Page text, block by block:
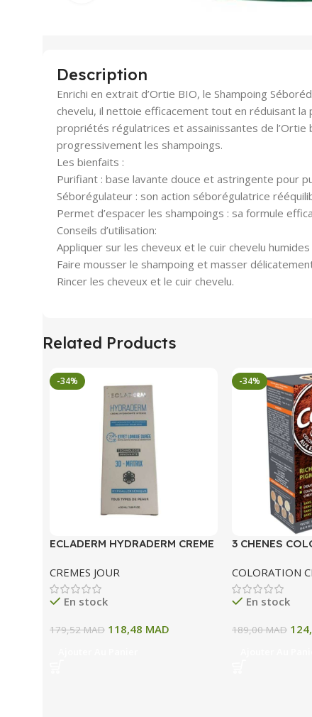
Description
Enrichi en extrait d’Ortie BIO, le Shampoing
chevelu, il nettoie efficacement tout en réduisant
propriétés régulatrices et assainissantes de l’Ortie
progressivement les shampoings.
Les bienfaits :
Purifiant : base lavante douce et astringente pour
Séborégulateur : son action séborégulatrice
Permet d’espacer les shampoings : sa formule
Conseils d’utilisation:
Appliquer sur les cheveux et le cuir chevelu humides
Faire mousser le shampoing et masser
Rincer les cheveux et le cuir chevelu.
Related Products
-34%
ECLADERM HYDRADERM CREME
ML
CREMES JOUR
En stock
179,52MAD 118,48 MAD
-34%
3 CHENES
A BLOND
COLORATION
En stock
189,00MAD